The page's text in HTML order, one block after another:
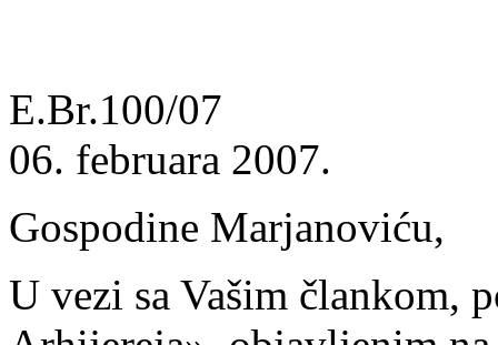
E.Br.100/07
06. februara 2007.
Gospodine Marjanoviću,
U vezi sa Vašim člankom,